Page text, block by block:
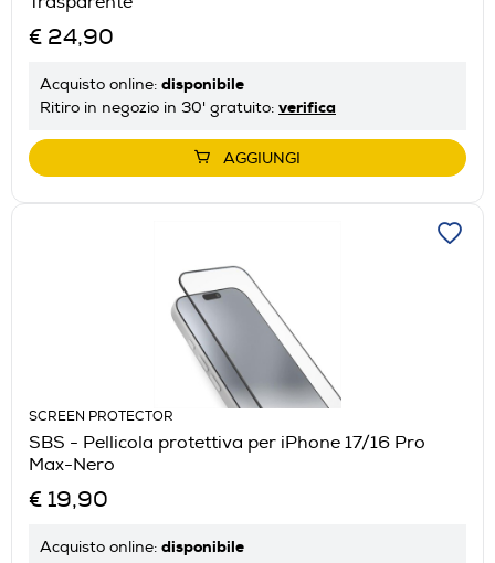
€ 24,90
Acquisto online: disponibile
Ritiro in negozio in 30' gratuito: verifica
AGGIUNGI
SCREEN PROTECTOR
SBS - Pellicola protettiva per iPhone 17/16 Pro
Max-Nero
€ 19,90
Acquisto online: disponibile